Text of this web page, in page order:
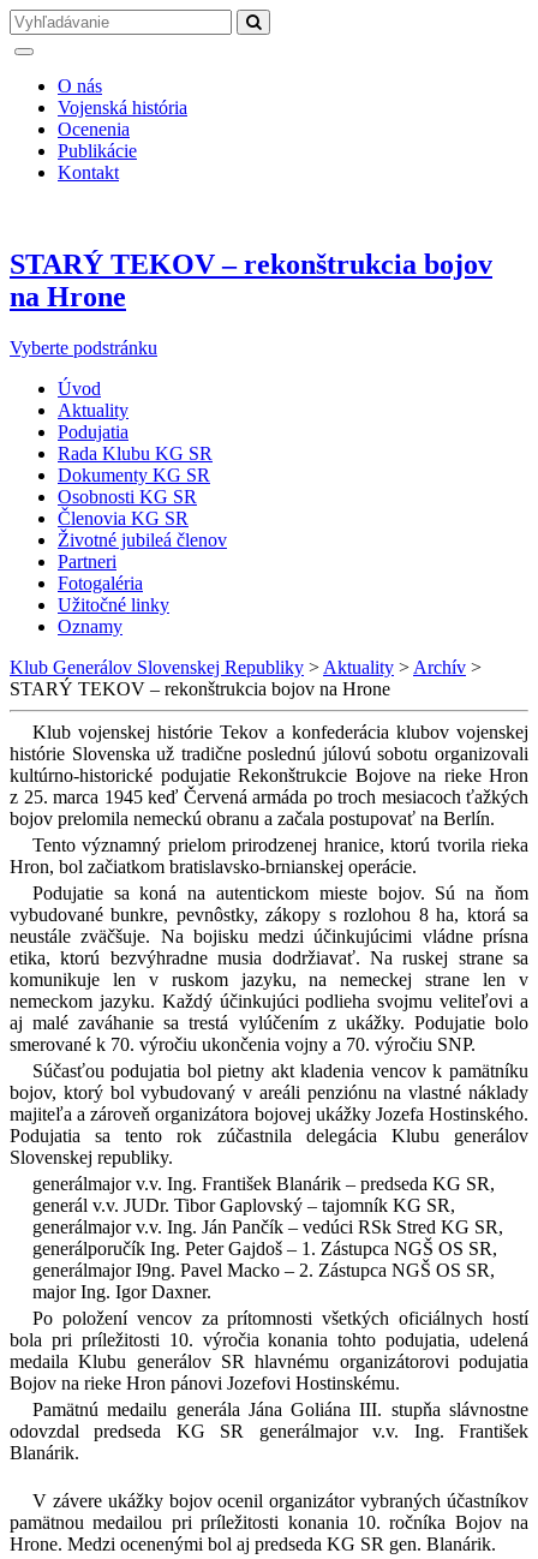
O nás
Vojenská história
Ocenenia
Publikácie
Kontakt
STARÝ TEKOV – rekonštrukcia bojov
na Hrone
Vyberte podstránku
Úvod
Aktuality
Podujatia
Rada Klubu KG SR
Dokumenty KG SR
Osobnosti KG SR
Členovia KG SR
Životné jubileá členov
Partneri
Fotogaléria
Užitočné linky
Oznamy
Klub Generálov Slovenskej Republiky > Aktuality > Archív >
STARÝ TEKOV – rekonštrukcia bojov na Hrone
Klub vojenskej histórie Tekov a konfederácia klubov vojenskej
histórie Slovenska už tradične poslednú júlovú sobotu organizovali
kultúrno-historické podujatie Rekonštrukcie Bojove na rieke Hron
z 25. marca 1945 keď Červená armáda po troch mesiacoch ťažkých
bojov prelomila nemeckú obranu a začala postupovať na Berlín.
Tento významný prielom prirodzenej hranice, ktorú tvorila rieka
Hron, bol začiatkom bratislavsko-brnianskej operácie.
Podujatie sa koná na autentickom mieste bojov. Sú na ňom
vybudované bunkre, pevnôstky, zákopy s rozlohou 8 ha, ktorá sa
neustále zväčšuje. Na bojisku medzi účinkujúcimi vládne prísna
etika, ktorú bezvýhradne musia dodržiavať. Na ruskej strane sa
komunikuje len v ruskom jazyku, na nemeckej strane len v
nemeckom jazyku. Každý účinkujúci podlieha svojmu veliteľovi a
aj malé zaváhanie sa trestá vylúčením z ukážky. Podujatie bolo
smerované k 70. výročiu ukončenia vojny a 70. výročiu SNP.
Súčasťou podujatia bol pietny akt kladenia vencov k pamätníku
bojov, ktorý bol vybudovaný v areáli penziónu na vlastné náklady
majiteľa a zároveň organizátora bojovej ukážky Jozefa Hostinského.
Podujatia sa tento rok zúčastnila delegácia Klubu generálov
Slovenskej republiky.
generálmajor v.v. Ing. František Blanárik – predseda KG SR,
generál v.v. JUDr. Tibor Gaplovský – tajomník KG SR,
generálmajor v.v. Ing. Ján Pančík – vedúci RSk Stred KG SR,
generálporučík Ing. Peter Gajdoš – 1. Zástupca NGŠ OS SR,
generálmajor I9ng. Pavel Macko – 2. Zástupca NGŠ OS SR,
major Ing. Igor Daxner.
Po položení vencov za prítomnosti všetkých oficiálnych hostí
bola pri príležitosti 10. výročia konania tohto podujatia, udelená
medaila Klubu generálov SR hlavnému organizátorovi podujatia
Bojov na rieke Hron pánovi Jozefovi Hostinskému.
Pamätnú medailu generála Jána Goliána III. stupňa slávnostne
odovzdal predseda KG SR generálmajor v.v. Ing. František
Blanárik.
V závere ukážky bojov ocenil organizátor vybraných účastníkov
pamätnou medailou pri príležitosti konania 10. ročníka Bojov na
Hrone. Medzi ocenenými bol aj predseda KG SR gen. Blanárik.